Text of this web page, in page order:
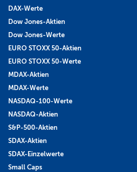
DAX-Werte
Dow Jones-Aktien
Dow Jones-Werte
EURO STOXX 50-Aktien
EURO STOXX 50-Werte
MDAX-Aktien
MDAX-Werte
NASDAQ-100-Werte
NASDAQ-Aktien
S&P-500-Aktien
SDAX-Aktien
SDAX-Einzelwerte
Small Caps